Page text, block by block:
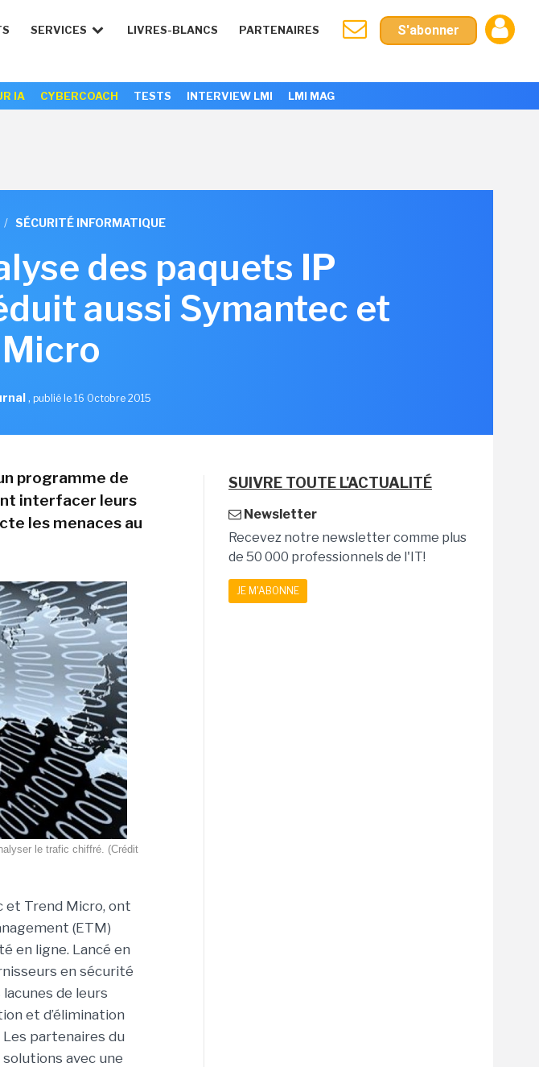
SERVICES LIVRES-BLANCS PARTENAIRES S'abonner
IA CYBERCOACH TESTS INTERVIEW LMI LMI MAG
/ SÉCURITÉ INFORMATIQUE
des paquets IP
aussi Symantec et
, publié le 16 Octobre 2015
programme de
interfacer leurs
les menaces au
le trafic chiffré. (Crédit
et Trend Micro, ont
(ETM)
en ligne. Lancé en
en sécurité
de leurs
et d’élimination
partenaires du
avec une
SUIVRE TOUTE L'ACTUALITÉ
Newsletter
Recevez notre newsletter comme plus
de 50 000 professionnels de l'IT!
JE M'ABONNE